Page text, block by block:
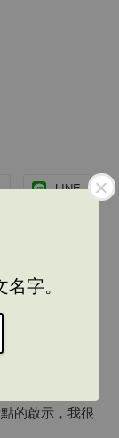
字。
LINE
」、「聲聞」
天」一心的祈
的啟示，我很